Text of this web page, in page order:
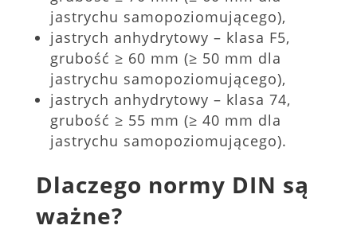
jastrychu samopoziomującego),
jastrych anhydrytowy – klasa F5,
grubość ≥ 60 mm (≥ 50 mm dla
jastrychu samopoziomującego),
jastrych anhydrytowy – klasa 74,
grubość ≥ 55 mm (≥ 40 mm dla
jastrychu samopoziomującego).
Dlaczego normy DIN są
ważne?